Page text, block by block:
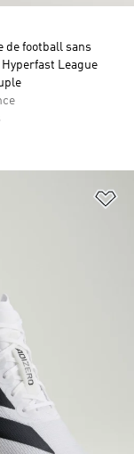
de football sans
Hyperfast League